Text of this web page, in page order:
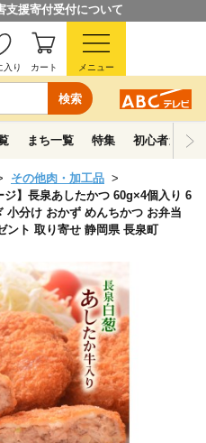
支援寄付受付について
検索
入り カート メニュー
まち一覧 特集 初心者ガイド
その他肉・加工品
ジ】長泉あしたかつ 60g×4個入り 6
小分け おかず めんちかつ お弁当
ント 取り寄せ 静岡県 長泉町